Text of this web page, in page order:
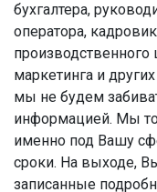
бухгалтера,
оператора,
производственного
маркетинга и
мы не будем
информацией. Мы
именно под Вашу
сроки. На выходе,
записанные